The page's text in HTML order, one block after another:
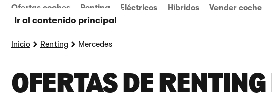
Ir al contenido principal
Ofertas coches Renting Eléctricos Híbridos Vender coche
Inicio Renting Mercedes
OFERTAS DE